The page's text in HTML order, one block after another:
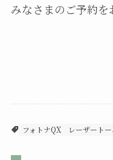
みなさまのご予約を
フォトナQX レーザート